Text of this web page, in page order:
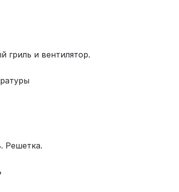
и вентилятор.
Решетка.